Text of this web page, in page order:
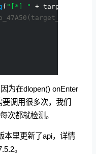
( "[*] "
+
为在dlopen() onEnter
调用很多次，我们
次都就检测。
本里更新了api，详情
。